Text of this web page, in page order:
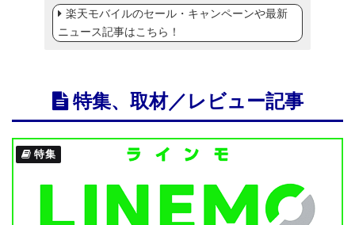
楽天モバイルのセール・キャンペーンや最新
ニュース記事はこちら！
特集、取材／レビュー記事
特集